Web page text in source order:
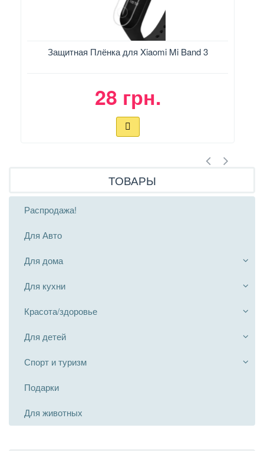
Защитная Плёнка для Xiaomi Mi Band 3
28 грн.
ТОВАРЫ
Распродажа!
Для Авто
Для дома
Для кухни
Красота/здоровье
Для детей
Спорт и туризм
Подарки
Для животных